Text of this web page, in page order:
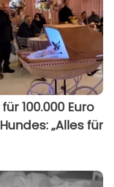
100.000 Euro
„Alles für